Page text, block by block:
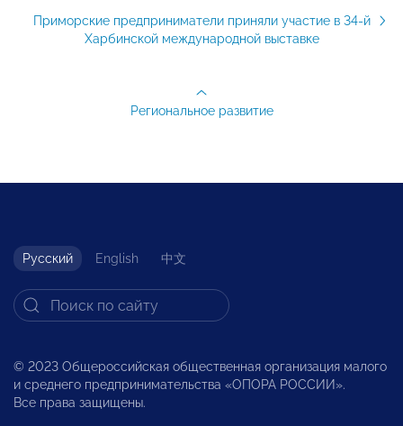
Приморские предприниматели приняли участие в 34-й
Харбинской международной выставке
Региональное развитие
Русский English 中文
© 2023 Общероссийская общественная организация малого
и среднего предпринимательства «ОПОРА РОССИИ».
Все права защищены.